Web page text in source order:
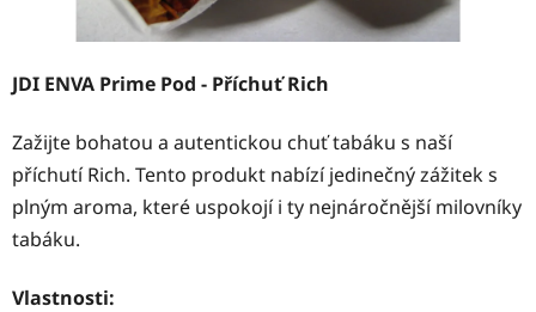
JDI ENVA Prime Pod - Příchuť Rich
Zažijte bohatou a autentickou chuť tabáku s naší
příchutí Rich. Tento produkt nabízí jedinečný zážitek s
plným aroma, které uspokojí i ty nejnáročnější milovníky
tabáku.
Vlastnosti: